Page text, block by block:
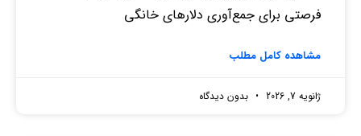
فرصتی برای جمع‌آوری دلارهای خانگی
مشاهده کامل مطلب
ژانویه 7, 2026 بدون دیدگاه